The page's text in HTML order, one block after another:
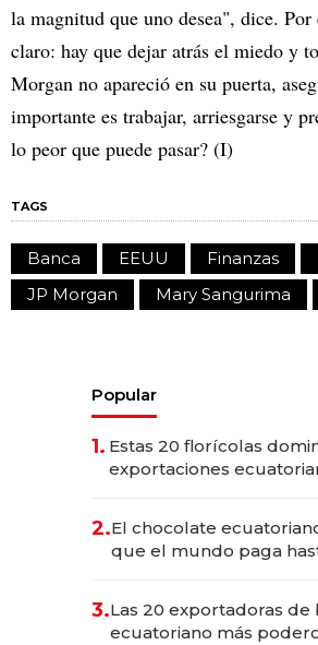
la magnitud que uno desea", dice. Por
claro: hay que dejar atrás el miedo y
Morgan no apareció en su puerta,
importante es trabajar, arriesgarse y
lo peor que puede pasar? (I)
TAGS
Banca EEUU Finanzas
JP Morgan
Mary Sangurima
Popular
1. Estas 20 florícolas
exportaciones
2.El chocolate
que el mundo paga
3.Las 20 exportadoras de
ecuatoriano más